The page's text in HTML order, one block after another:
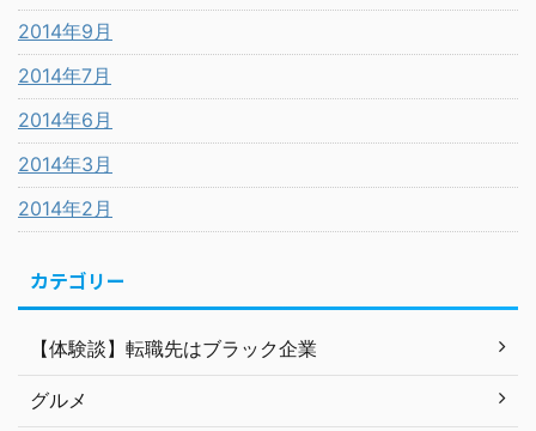
2014年9月
2014年7月
2014年6月
2014年3月
2014年2月
カテゴリー
【体験談】転職先はブラック企業
グルメ